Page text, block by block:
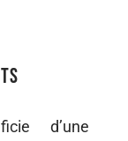
d’une